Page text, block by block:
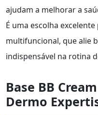
ajudam a melhorar a
É uma escolha
multifuncional, que alie
indispensável na rotina
Base BB
Dermo